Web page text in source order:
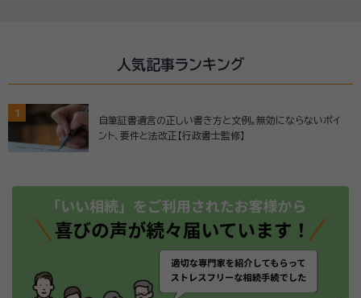
人気記事ランキング
1
自筆証書遺言の正しい書き方と文例。無効にならないポイ
ント、要件と法改正【行政書士監修】